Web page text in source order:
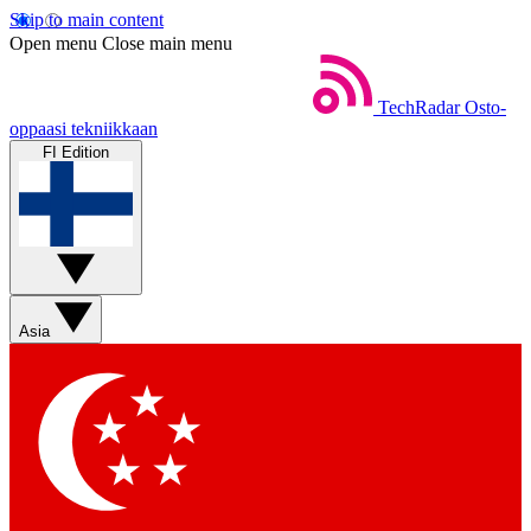
Skip to main content
Open menu Close main menu
TechRadar Osto-
oppaasi tekniikkaan
FI Edition
Asia